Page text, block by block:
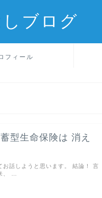
ブログ
フィール
型生命保険は 消え
お話しようと思います。 結論！ 言
、 …